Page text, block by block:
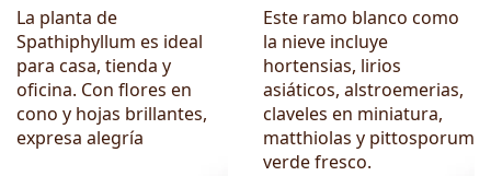
La planta de
Spathiphyllum es ideal
para casa, tienda y
oficina. Con flores en
cono y hojas brillantes,
expresa alegría
Este ramo blanco como
la nieve incluye
hortensias, lirios
asiáticos, alstroemerias,
claveles en miniatura,
matthiolas y pittosporum
verde fresco.